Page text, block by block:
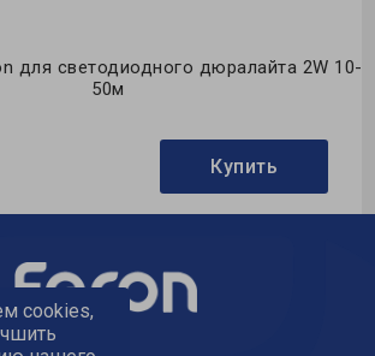
для светодиодного дюралайта 2W 10-
50м
Купить
cookies,